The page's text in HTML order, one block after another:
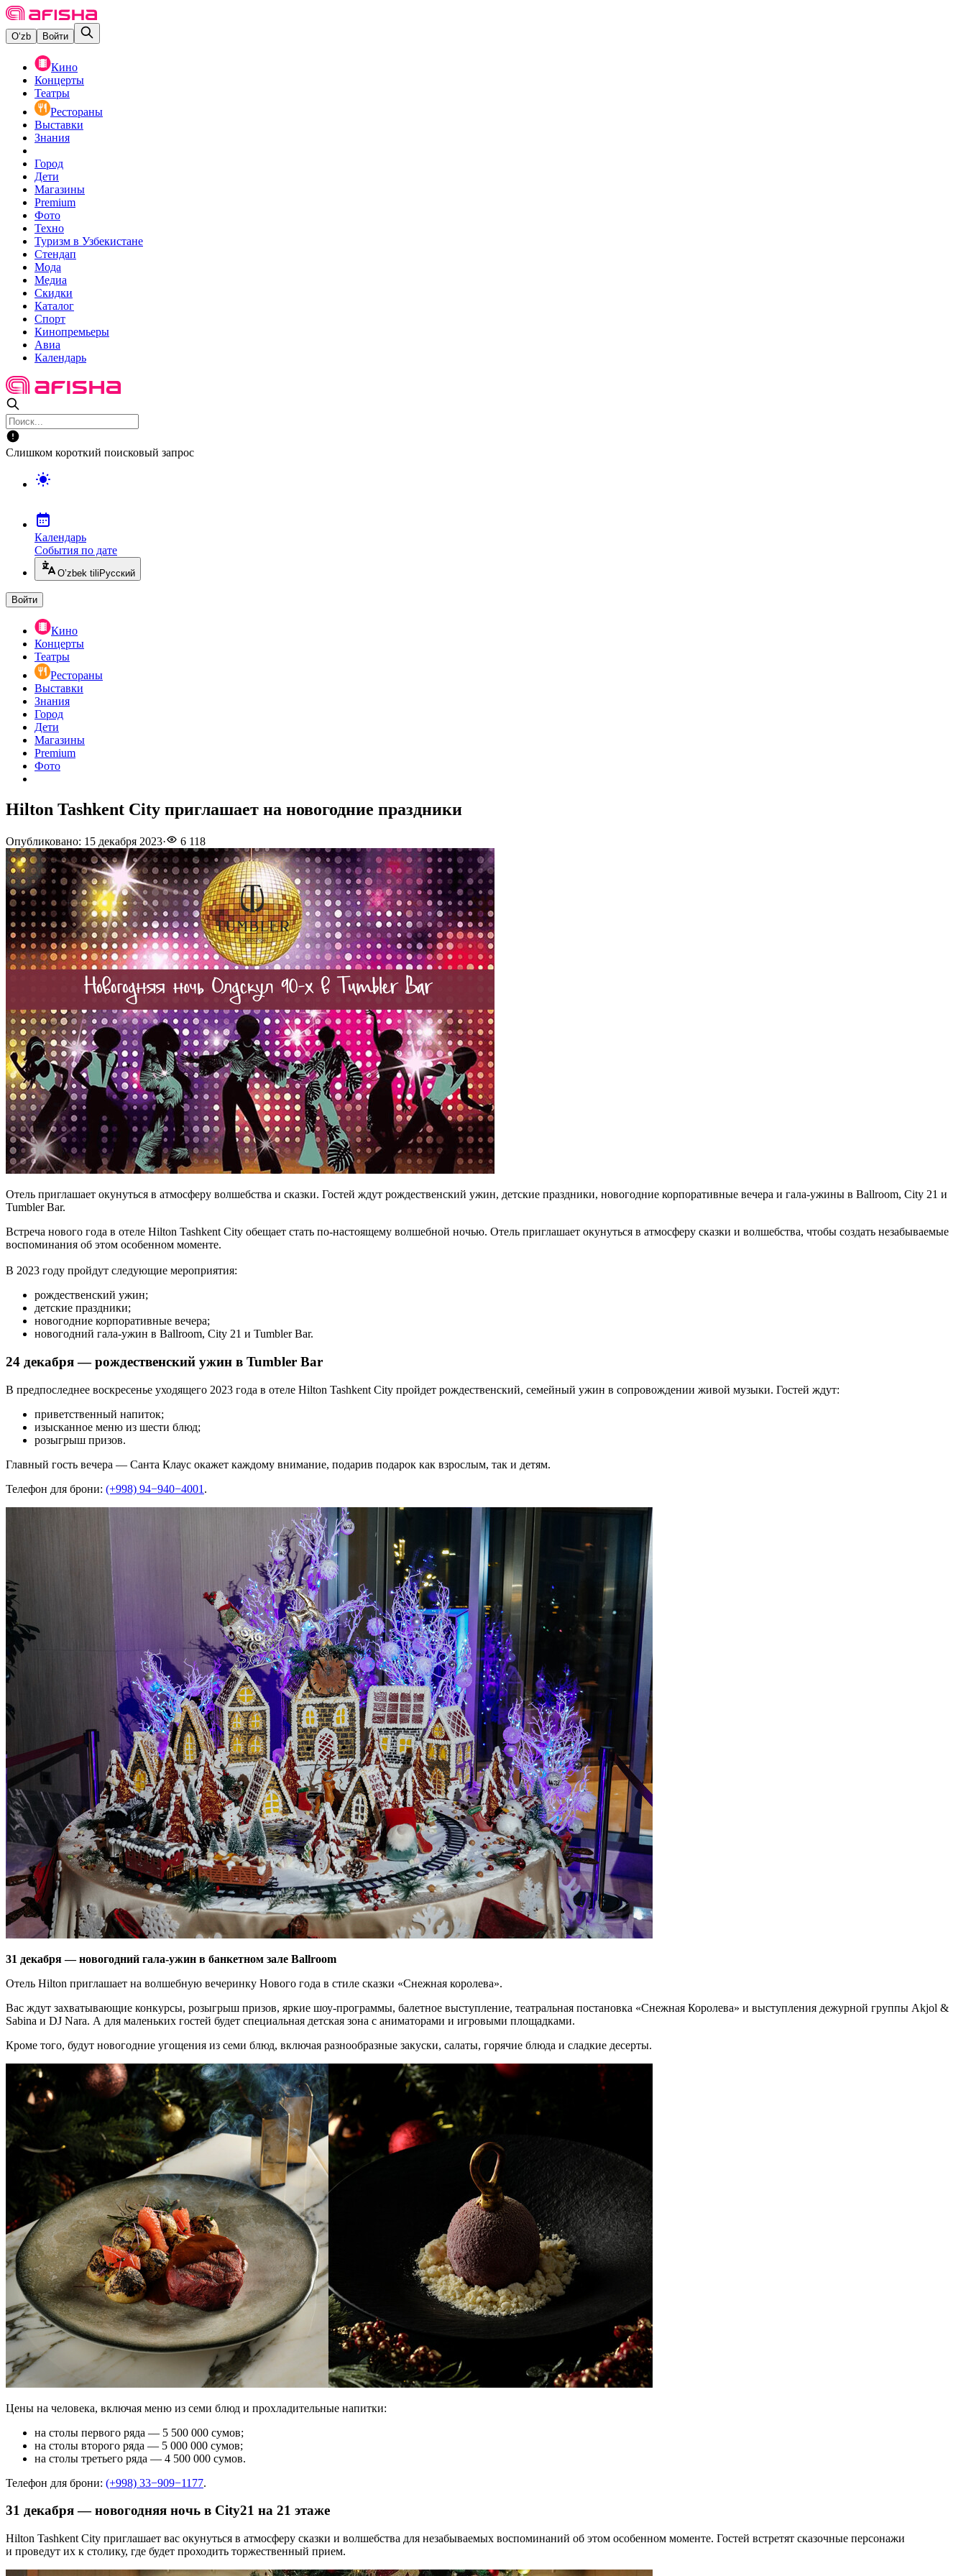
O‘zb Войти
Кино
Концерты
Театры
Рестораны
Выставки
Знания
Город
Дети
Магазины
Premium
Фото
Техно
Туризм в Узбекистане
Стендап
Мода
Медиа
Скидки
Каталог
Спорт
Кинопремьеры
Авиа
Календарь
Слишком короткий поисковый запрос
Календарь
События по дате
O’zbek tili Русский
Войти
Кино
Концерты
Театры
Рестораны
Выставки
Знания
Город
Дети
Магазины
Premium
Фото
Hilton Tashkent City приглашает на новогодние праздники
Опубликовано: 15 декабря 2023· 6 118
Отель приглашает окунуться в атмосферу волшебства и сказки. Гостей ждут рождественский ужин, детские праздники, новогодние корпоративные вечера и гала-ужины в Ballroom, City 21 и
Tumbler Bar.
Встреча нового года в отеле Hilton Tashkent City обещает стать по-настоящему волшебной ночью. Отель приглашает окунуться в атмосферу сказки и волшебства, чтобы создать незабываемые
воспоминания об этом особенном моменте.
В 2023 году пройдут следующие мероприятия:
рождественский ужин;
детские праздники;
новогодние корпоративные вечера;
новогодний гала-ужин в Ballroom, City 21 и Tumbler Bar.
24 декабря — рождественский ужин в Tumbler Bar
В предпоследнее воскресенье уходящего 2023 года в отеле Hilton Tashkent City пройдет рождественский, семейный ужин в сопровождении живой музыки. Гостей ждут:
приветственный напиток;
изысканное меню из шести блюд;
розыгрыш призов.
Главный гость вечера — Санта Клаус окажет каждому внимание, подарив подарок как взрослым, так и детям.
Телефон для брони: (+998) 94−940−4001 .
31 декабря — новогодний гала-ужин в банкетном зале Ballroom
Отель Hilton приглашает на волшебную вечеринку Нового года в стиле сказки «Снежная королева».
Вас ждут захватывающие конкурсы, розыгрыш призов, яркие шоу-программы, балетное выступление, театральная постановка «Снежная Королева» и выступления дежурной группы Akjol &
Sabina и DJ Nara. А для маленьких гостей будет специальная детская зона с аниматорами и игровыми площадками.
Кроме того, будут новогодние угощения из семи блюд, включая разнообразные закуски, салаты, горячие блюда и сладкие десерты.
Цены на человека, включая меню из семи блюд и прохладительные напитки:
на столы первого ряда — 5 500 000 сумов;
на столы второго ряда — 5 000 000 сумов;
на столы третьего ряда — 4 500 000 сумов.
Телефон для брони: (+998) 33−909−1177.
31 декабря — новогодняя ночь в City21 на 21 этаже
Hilton Tashkent City приглашает вас окунуться в атмосферу сказки и волшебства для незабываемых воспоминаний об этом особенном моменте. Гостей встретят сказочные персонажи
и проведут их к столику, где будет проходить торжественный прием.